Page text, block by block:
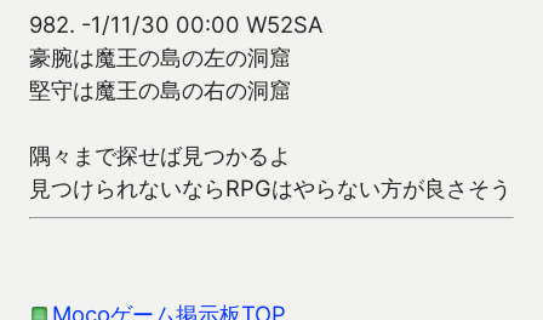
982. -1/11/30 00:00 W52SA
豪腕は魔王の島の左の洞窟
堅守は魔王の島の右の洞窟
隅々まで探せば見つかるよ
見つけられないならRPGはやらない方が良さそう
Mocoゲーム掲示板TOP